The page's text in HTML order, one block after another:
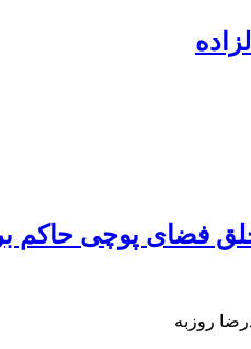
فضای پوچی حاکم
روزبه